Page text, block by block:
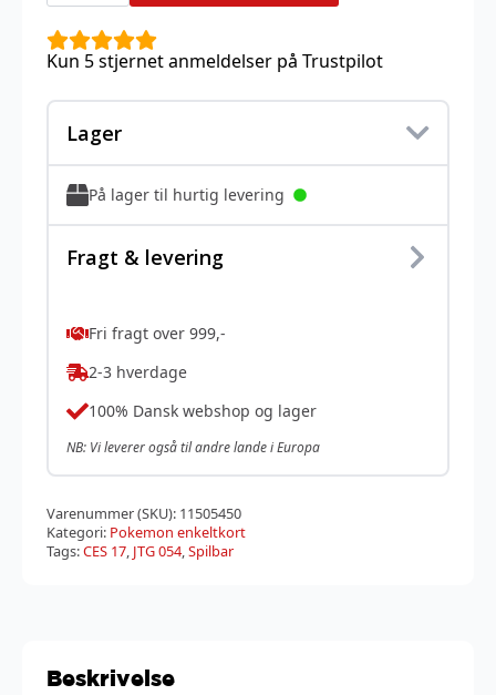
054/159
-
Reverse
antal
Kun 5 stjernet anmeldelser på Trustpilot
Lager
På lager til hurtig levering
Fragt & levering
Fri fragt over 999,-
2-3 hverdage
100% Dansk webshop og lager
NB: Vi leverer også til andre lande i Europa
Varenummer (SKU): 11505450
Kategori: Pokemon enkeltkort
Tags:CES 17, JTG 054,Spilbar
Beskrivelse